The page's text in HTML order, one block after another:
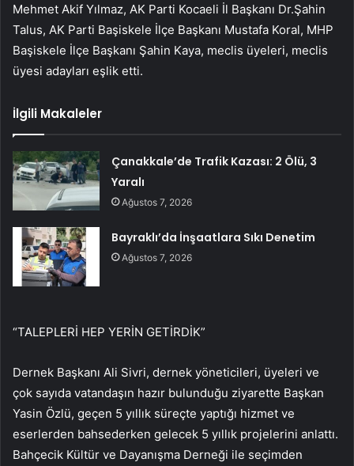
Mehmet Akif Yılmaz, AK Parti Kocaeli İl Başkanı Dr.Şahin
Talus, AK Parti Başiskele İlçe Başkanı Mustafa Koral, MHP
Başiskele İlçe Başkanı Şahin Kaya, meclis üyeleri, meclis
üyesi adayları eşlik etti.
İlgili Makaleler
Çanakkale’de Trafik Kazası: 2 Ölü, 3
Yaralı
Ağustos 7, 2026
Bayraklı’da İnşaatlara Sıkı Denetim
Ağustos 7, 2026
“TALEPLERİ HEP YERİN GETİRDİK”
Dernek Başkanı Ali Sivri, dernek yöneticileri, üyeleri ve
çok sayıda vatandaşın hazır bulunduğu ziyarette Başkan
Yasin Özlü, geçen 5 yıllık süreçte yaptığı hizmet ve
eserlerden bahsederken gelecek 5 yıllık projelerini anlattı.
Bahçecik Kültür ve Dayanışma Derneği ile seçimden